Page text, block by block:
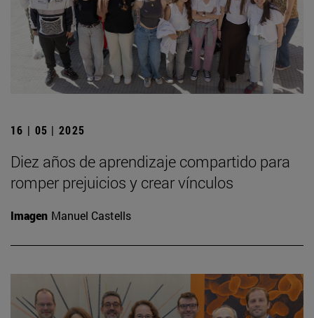
16 | 05 | 2025
Diez años de aprendizaje compartido para
romper prejuicios y crear vínculos
Imagen Manuel Castells